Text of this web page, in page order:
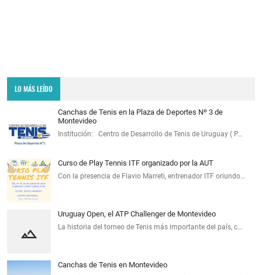
LO MÁS LEÍDO
Canchas de Tenis en la Plaza de Deportes Nº 3 de
Montevideo
Institución: Centro de Desarrollo de Tenis de Uruguay ( P…
Curso de Play Tennis ITF organizado por la AUT
Con la presencia de Flavio Marreti, entrenador ITF oriundo…
Uruguay Open, el ATP Challenger de Montevideo
La historia del torneo de Tenis más importante del país, c…
Canchas de Tenis en Montevideo